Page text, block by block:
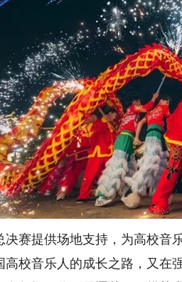
决赛提供场地支持，为高校音
高校音乐人的成长之路，又在